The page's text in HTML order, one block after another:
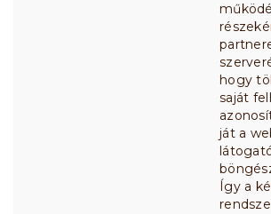
hogy
saját
ját a
Így a